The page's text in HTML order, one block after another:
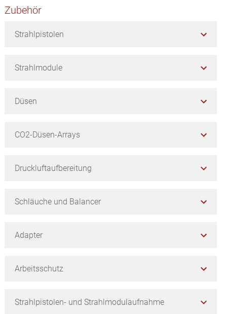
Zubehör
Strahlpistolen
Strahlmodule
Düsen
CO2-Düsen-Arrays
Druckluftaufbereitung
Schläuche und Balancer
Adapter
Arbeitsschutz
Strahlpistolen- und Strahlmodulaufnahme